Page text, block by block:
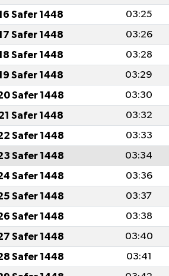
Safer 1448 03:25
Safer 1448 03:26
Safer 1448 03:28
Safer 1448 03:29
Safer 1448 03:30
Safer 1448 03:32
Safer 1448 03:33
Safer 1448 03:34
Safer 1448 03:36
Safer 1448 03:37
Safer 1448 03:38
Safer 1448 03:40
Safer 1448 03:41